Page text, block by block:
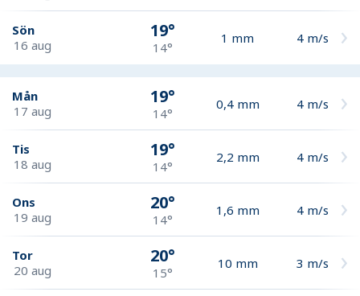
Sön
16 aug
19°
14°
1 mm 4 m/s
Mån
17 aug
19°
14°
0,4 mm 4 m/s
Tis
18 aug
19°
14°
2,2 mm 4 m/s
Ons
19 aug
20°
14°
1,6 mm 4 m/s
Tor
20 aug
20°
15°
10 mm 3 m/s